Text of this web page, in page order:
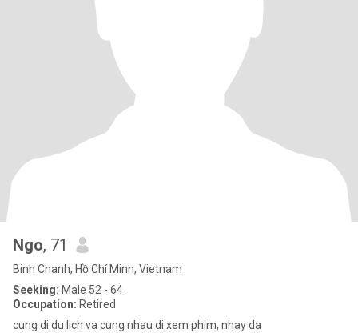
Ngo, 71
Binh Chanh, Hồ Chí Minh, Vietnam
Seeking: Male 52 - 64
Occupation: Retired
cung di du lich va cung nhau di xem phim, nhay da